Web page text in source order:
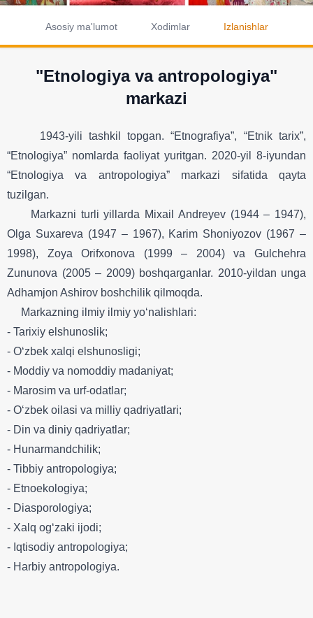
Asosiy ma'lumot Xodimlar Izlanishlar
"Etnologiya va antropologiya"
markazi
1943-yili tashkil topgan. “Etnografiya”, “Etnik tarix”,
“Etnologiya” nomlarda faoliyat yuritgan. 2020-yil 8-iyundan
“Etnologiya va antropologiya” markazi sifatida qayta
tuzilgan.
Markazni turli yillarda Mixail Andreyev (1944 – 1947),
Olga Suxareva (1947 – 1967), Karim Shoniyozov (1967 –
1998), Zoya Orifxonova (1999 – 2004) va Gulchehra
Zununova (2005 – 2009) boshqarganlar. 2010-yildan unga
Adhamjon Ashirov boshchilik qilmoqda.
Markazning ilmiy ilmiy yo‘nalishlari:
- Tarixiy elshunoslik;
- O‘zbek xalqi elshunosligi;
- Moddiy va nomoddiy madaniyat;
- Marosim va urf-odatlar;
- O‘zbek oilasi va milliy qadriyatlari;
- Din va diniy qadriyatlar;
- Hunarmandchilik;
- Tibbiy antropologiya;
- Etnoekologiya;
- Diasporologiya;
- Xalq og‘zaki ijodi;
- Iqtisodiy antropologiya;
- Harbiy antropologiya.